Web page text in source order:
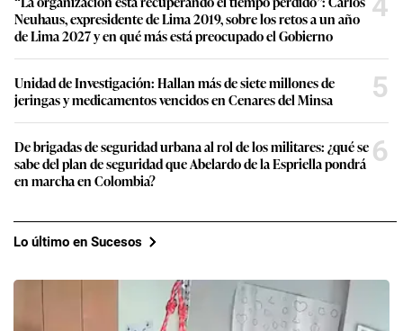
Neuhaus, expresidente de Lima 2019, sobre los retos a un año
de Lima 2027 y en qué más está preocupado el Gobierno
Unidad de Investigación: Hallan más de siete millones de
jeringas y medicamentos vencidos en Cenares del Minsa
5
De brigadas de seguridad urbana al rol de los militares: ¿qué se
sabe del plan de seguridad que Abelardo de la Espriella pondrá
en marcha en Colombia?
6
Lo último en Sucesos